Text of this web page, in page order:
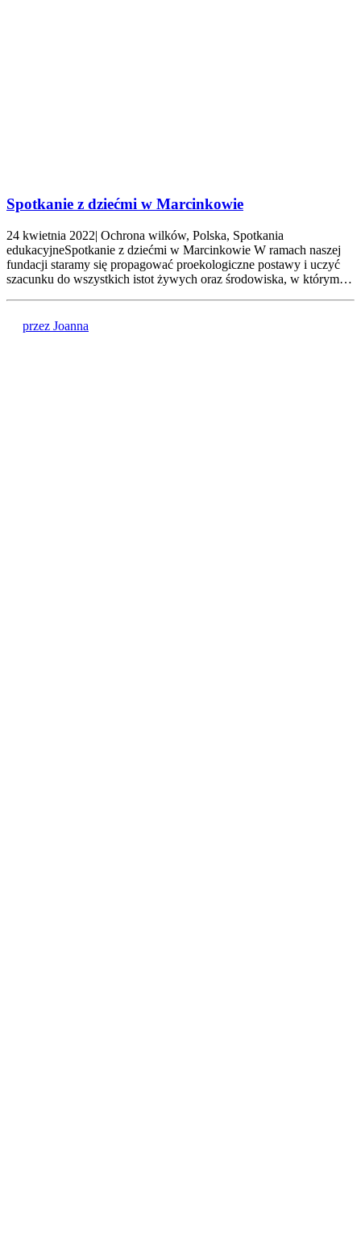
Spotkanie z dziećmi w Marcinkowie
24 kwietnia 2022| Ochrona wilków, Polska, Spotkania
edukacyjneSpotkanie z dziećmi w Marcinkowie W ramach naszej
fundacji staramy się propagować proekologiczne postawy i uczyć
szacunku do wszystkich istot żywych oraz środowiska, w którym…
przez Joanna